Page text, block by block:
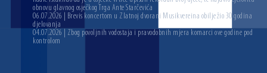
obnovu glavnog osječkog Trga Ante Starčevića
06.07.2026 | Brevis koncertom u Zlatnoj dvorani Musikvereina obilježio 30 godina
djelovanja
04.07.2026 | Zbog povoljnih vodostaja i pravodobnih mjera komarci ove godine pod
kontrolom